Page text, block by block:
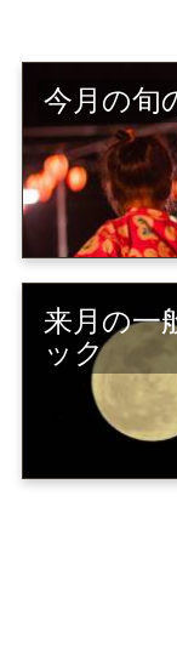
今月の旬
来月の一
ック